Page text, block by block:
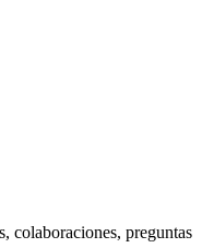
colaboraciones, preguntas